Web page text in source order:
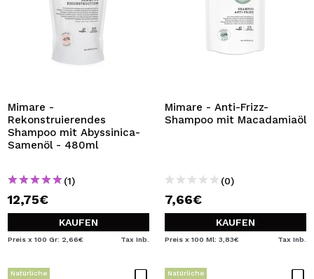
Mimare -
Rekonstruierendes
Shampoo mit Abyssinica-
Samenöl - 480ml
(1)
12,75€
KAUFEN
Preis x 100 Gr: 2,66€ Tax Inb.
Mimare - Anti-Frizz-
Shampoo mit Macadamiaöl
(0)
7,66€
KAUFEN
Preis x 100 Ml: 3,83€ Tax Inb.
Natürliche Natürliche